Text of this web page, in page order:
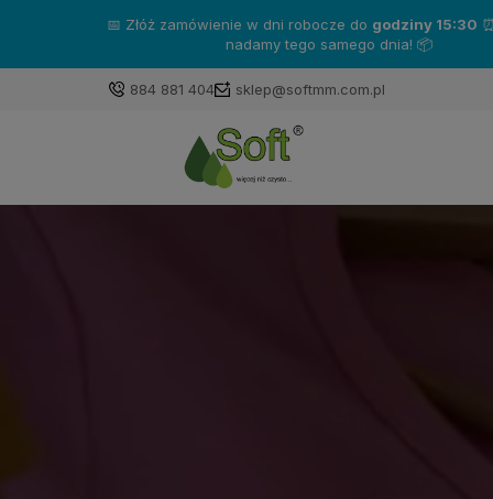
📅 Złóż zamówienie w dni robocze do godziny 15:30⏰ - towar
nadamy tego samego dnia! 📦
884 881 404 sklep@softmm.com.pl